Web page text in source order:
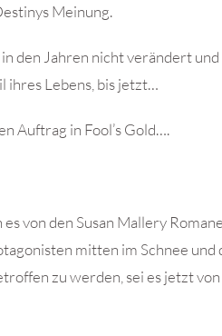
Meinung.
den Jahren nicht verändert
ihres Lebens, bis jetzt…
Auftrag in Fool’s Gold….
von den Susan Mallery
mitten im Schnee und
zu werden, sei es jetzt